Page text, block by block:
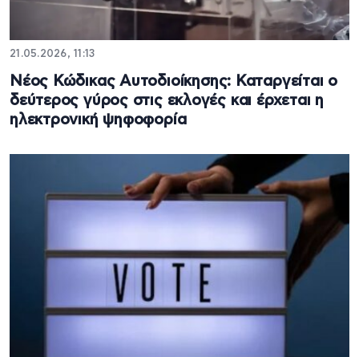
21.05.2026, 11:13
Νέος Κώδικας Αυτοδιοίκησης: Καταργείται ο
δεύτερος γύρος στις εκλογές και έρχεται η
ηλεκτρονική ψηφοφορία